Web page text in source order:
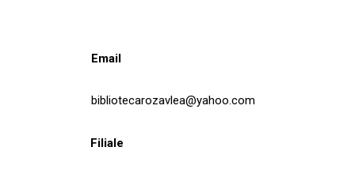
Email
bibliotecarozavlea@yahoo.com
Filiale